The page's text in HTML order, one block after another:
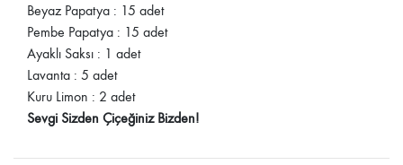
Beyaz Papatya : 15 adet
Pembe Papatya : 15 adet
Ayaklı Saksı : 1 adet
Lavanta : 5 adet
Kuru Limon : 2 adet
Sevgi Sizden Çiçeğiniz Bizden!